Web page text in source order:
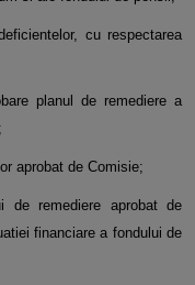
cu respectarea
planul de remediere a
aprobat de Comisie;
de remediere aprobat de
financiare a fondului de